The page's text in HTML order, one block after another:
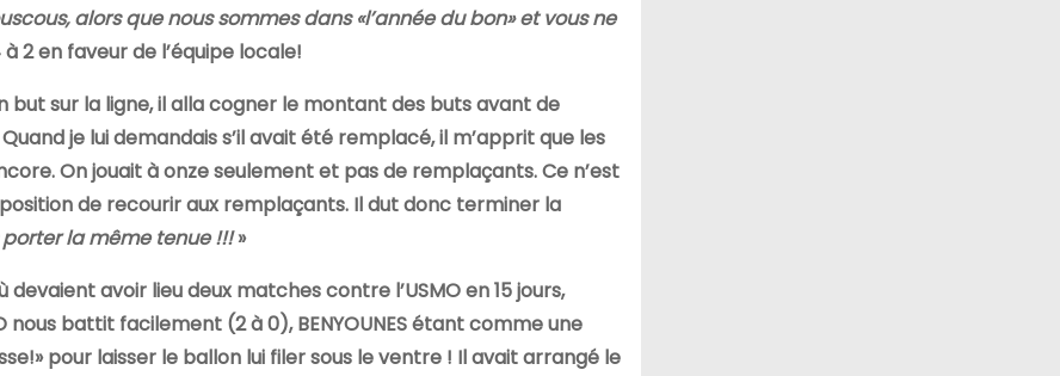
alors que nous sommes dans «l’année du bon» et vous ne
2 en faveur de l’équipe locale!
sur la ligne, il alla cogner le montant des buts avant de
je lui demandais s’il avait été remplacé, il m’apprit que les
On jouait à onze seulement et pas de remplaçants. Ce n’est
de recourir aux remplaçants. Il dut donc terminer la
la même tenue !!!»
avoir lieu deux matches contre l’USMO en 15 jours,
battit facilement (2 à 0), BENYOUNES étant comme une
pour laisser le ballon lui filer sous le ventre ! Il avait arrangé le